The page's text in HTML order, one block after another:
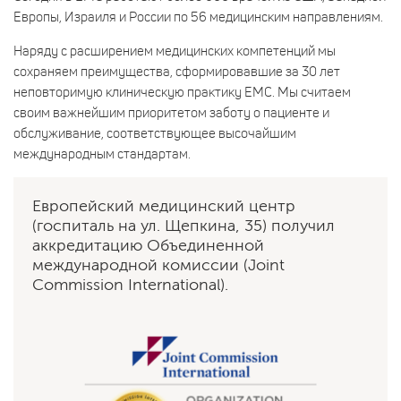
Европы, Израиля и России по 56 медицинским направлениям.
Наряду с расширением медицинских компетенций мы
сохраняем преимущества, сформировавшие за 30 лет
неповторимую клиническую практику EMC. Мы считаем
своим важнейшим приоритетом заботу о пациенте и
обслуживание, соответствующее высочайшим
международным стандартам.
Европейский медицинский центр
(госпиталь на ул. Щепкина, 35) получил
аккредитацию Объединенной
международной комиссии (Joint
Commission International).